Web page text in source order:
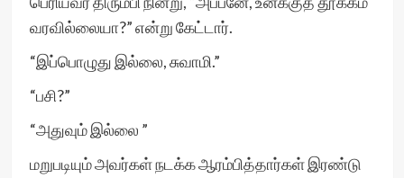
வரவில்லையா?” என்று கேட்டார்.
“இப்பொழுது இல்லை, சுவாமி.”
“பசி?”
“அதுவும் இல்லை ”
மறுபடியும் அவர்கள் நடக்க ஆரம்பித்தார்கள் இரண்டு